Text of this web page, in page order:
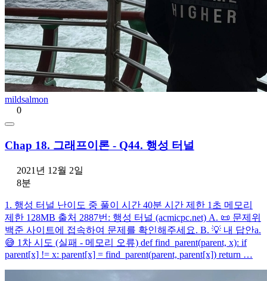
mildsalmon
0
Chap 18. 그래프이론 - Q44. 행성 터널
2021년 12월 2일
8분
1. 행성 터널 난이도 중 풀이 시간 40분 시간 제한 1초 메모리
제한 128MB 출처 2887번: 행성 터널 (acmicpc.net) A. 📜 문제위
백준 사이트에 접속하여 문제를 확인해주세요. B. 💡 내 답안a.
😅 1차 시도 (실패 - 메모리 오류) def find_parent(parent, x): if
parent[x] != x: parent[x] = find_parent(parent, parent[x]) return …